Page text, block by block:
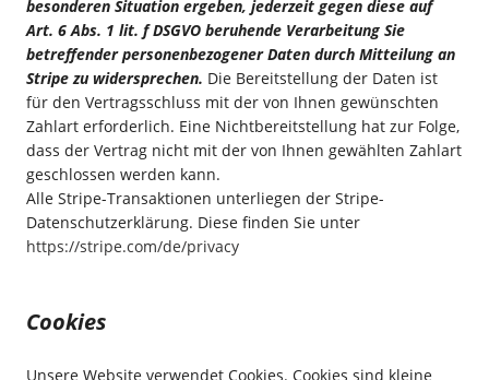
besonderen Situation ergeben, jederzeit gegen diese auf
Art. 6 Abs. 1 lit. f DSGVO beruhende Verarbeitung Sie
betreffender personenbezogener Daten durch Mitteilung an
Stripe zu widersprechen. Die Bereitstellung der Daten ist
für den Vertragsschluss mit der von Ihnen gewünschten
Zahlart erforderlich. Eine Nichtbereitstellung hat zur Folge,
dass der Vertrag nicht mit der von Ihnen gewählten Zahlart
geschlossen werden kann.
Alle Stripe-Transaktionen unterliegen der Stripe-
Datenschutzerklärung. Diese finden Sie unter
https://stripe.com/de/privacy
Cookies
Unsere Website verwendet Cookies. Cookies sind kleine